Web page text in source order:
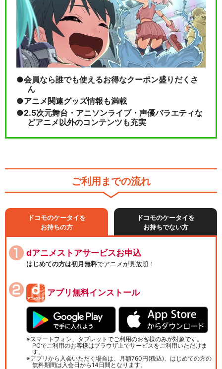
会員なら誰でも使えるお得なクーポン盛りだくさ
ん
アニメ関連グッズ情報も満載
2.5次元舞台・アニソンライブ・声優バラエティな
どアニメ以外のコンテンツも充実
ご利用までの流れ
ドコモのケータイを
お持ちの方
ドコモのケータイを
お持ちでない方
dアニメストアサービスお申込
はじめての方は初月無料でアニメが見放題！
アプリ無料インストール
スマートフォン、タブレットでご利用のお客様のみが対象です。
PCでご利用のお客様はブラウザ上でサービスをご利用いただけま
す。
アプリから入会いただく場合は、月額760円(税込)、はじめての方の
無料期間は入会日から14日間となります。